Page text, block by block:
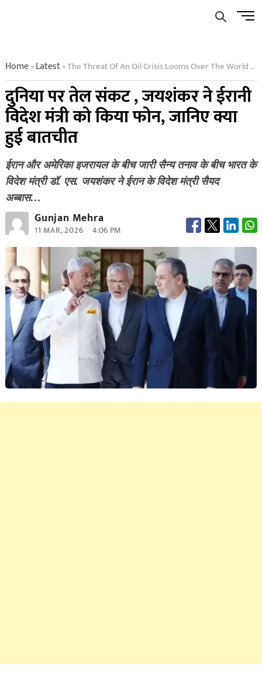
Menu
Home»Latest»The Threat Of An Oil Crisis Looms Over The World Jaishankar Calls Iranian Foreign Minister What Transpired
दुनिया पर तेल संकट , जयशंकर ने ईरानी
विदेश मंत्री को किया फोन, जानिए क्या
हुई बातचीत
ईरान और अमेरिका इजरायल के बीच जारी सैन्य तनाव के बीच भारत के
विदेश मंत्री डॉ. एस. जयशंकर ने ईरान के विदेश मंत्री सैयद
अब्बास…
Gunjan Mehra
11 MAR, 2026 4:06 PM